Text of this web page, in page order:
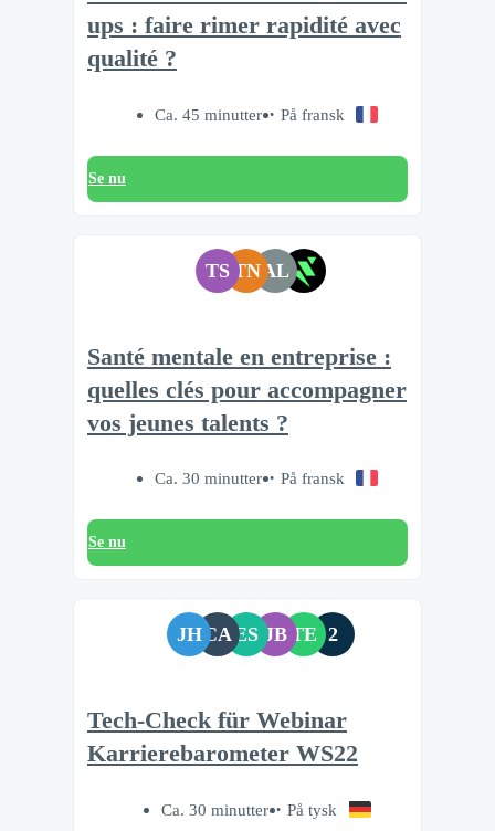
ups : faire rimer rapidité avec
qualité ?
Ca. 45 minutter På fransk
Se nu
TS TN AL
Santé mentale en entreprise :
quelles clés pour accompagner
vos jeunes talents ?
Ca. 30 minutter På fransk
Se nu
JH CA ES JB TE 2
Tech-Check für Webinar
Karrierebarometer WS22
Ca. 30 minutter På tysk